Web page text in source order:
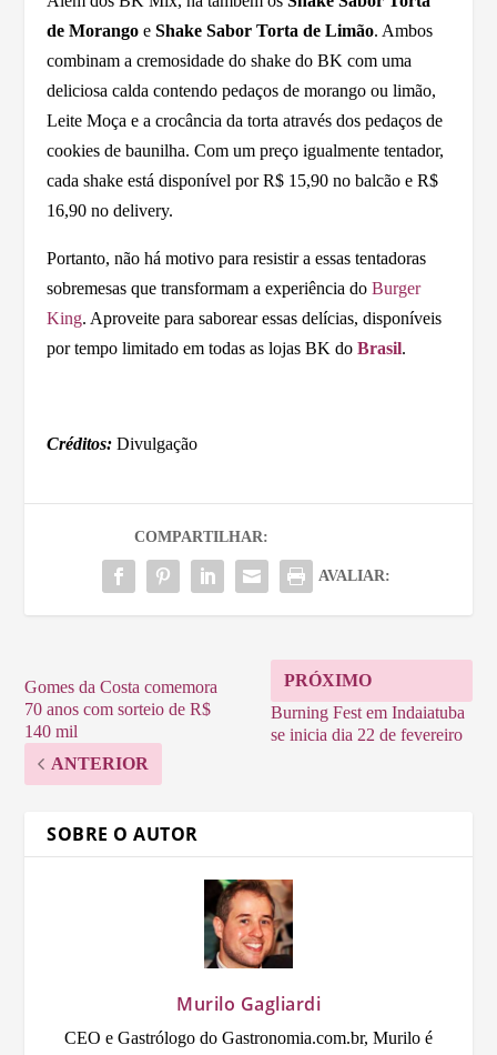
de Morango eShake Sabor Torta de Limão. Ambos
combinam a cremosidade do shake do BK com uma
deliciosa calda contendo pedaços de morango ou limão,
Leite Moça e a crocância da torta através dos pedaços de
cookies de baunilha. Com um preço igualmente tentador,
cada shake está disponível por R$ 15,90 no balcão e R$
16,90 no delivery.
Portanto, não há motivo para resistir a essas tentadoras
sobremesas que transformam a experiência doBurger
King. Aproveite para saborear essas delícias, disponíveis
por tempo limitado em todas as lojas BK doBrasil.
Créditos: Divulgação
COMPARTILHAR:
AVALIAR:
Gomes da Costa comemora
70 anos com sorteio de R$
140 mil
ANTERIOR
PRÓXIMO
Burning Fest em Indaiatuba
se inicia dia 22 de fevereiro
SOBRE O AUTOR
Murilo Gagliardi
CEO e Gastrólogo do Gastronomia.com.br, Murilo é